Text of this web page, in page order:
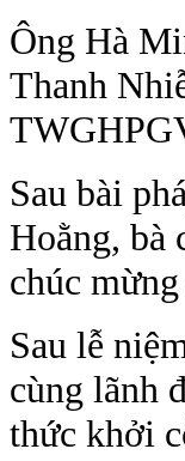
Ông Hà
Thanh
Sau bài
Hoằng, bà
chúc
Sau lễ
cùng lãnh
thức khởi